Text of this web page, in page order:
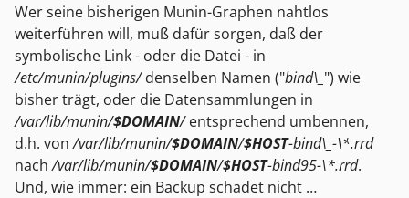
Wer seine bisherigen Munin-Graphen nahtlos
weiterführen will, muß dafür sorgen, daß der
symbolische Link - oder die Datei - in
/etc/munin/plugins/denselben Namen ("bind\_ ") wie
bisher trägt, oder die Datensammlungen in
/var/lib/munin/$DOMAIN/entsprechend umbennen,
d.h. von/var/lib/munin/$DOMAIN/$HOST-bind\_-\*.rrd
nach/var/lib/munin/$DOMAIN/$HOST-bind95-\*.rrd.
Und, wie immer: ein Backup schadet nicht …